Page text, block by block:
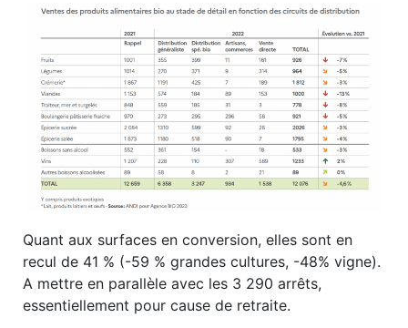
Quant aux surfaces en conversion, elles sont en
recul de 41 % (-59 % grandes cultures, -48% vigne).
A mettre en parallèle avec les 3 290 arrêts,
essentiellement pour cause de retraite.